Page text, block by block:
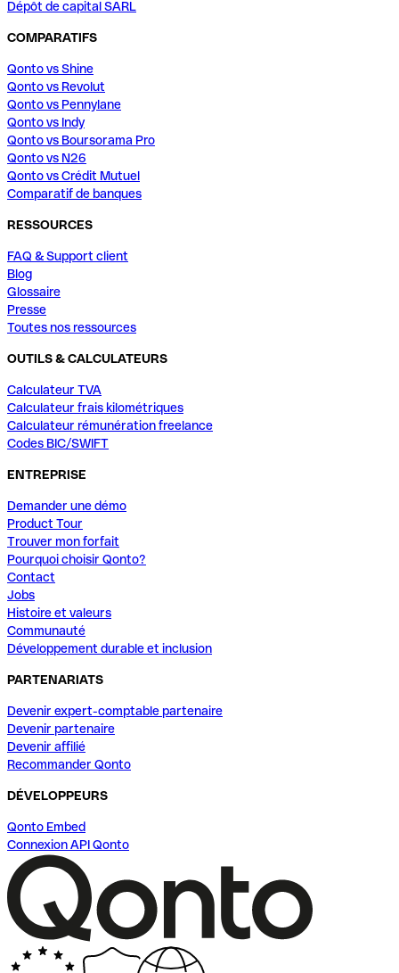
Dépôt de capital SARL
COMPARATIFS
Qonto vs Shine
Qonto vs Revolut
Qonto vs Pennylane
Qonto vs Indy
Qonto vs Boursorama Pro
Qonto vs N26
Qonto vs Crédit Mutuel
Comparatif de banques
RESSOURCES
FAQ & Support client
Blog
Glossaire
Presse
Toutes nos ressources
OUTILS & CALCULATEURS
Calculateur TVA
Calculateur frais kilométriques
Calculateur rémunération freelance
Codes BIC/SWIFT
ENTREPRISE
Demander une démo
Product Tour
Trouver mon forfait
Pourquoi choisir Qonto?
Contact
Jobs
Histoire et valeurs
Communauté
Développement durable et inclusion
PARTENARIATS
Devenir expert-comptable partenaire
Devenir partenaire
Devenir affilié
Recommander Qonto
DÉVELOPPEURS
Qonto Embed
Connexion API Qonto